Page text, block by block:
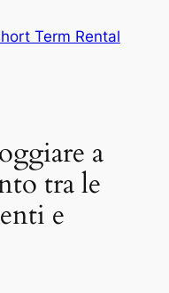
Term Rental
a
tra le
e